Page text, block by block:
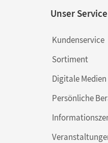
Unser
Kundenservice
Sortiment
Digitale Medien
Persönliche